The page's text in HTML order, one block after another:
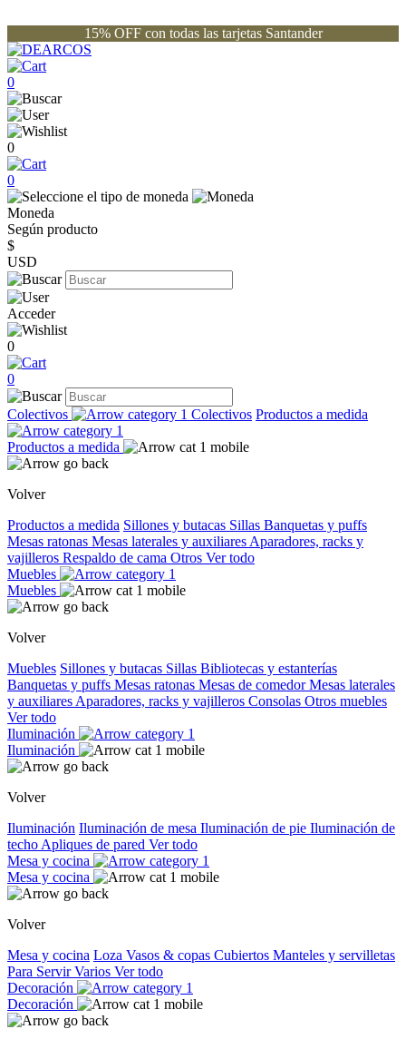
15% OFF con todas las tarjetas Santander
0
0
0
Moneda
Según producto
$
USD
Acceder
0
0
Colectivos Colectivos Productos a medida
Productos a medida
Volver
Productos a medida Sillones y butacas Sillas Banquetas y puffs
Mesas ratonas Mesas laterales y auxiliares Aparadores, racks y
vajilleros Respaldo de cama Otros Ver todo
Muebles
Muebles
Volver
Muebles Sillones y butacas Sillas Bibliotecas y estanterías
Banquetas y puffs Mesas ratonas Mesas de comedorMesas laterales
y auxiliares Aparadores, racks y vajilleros Consolas Otros muebles
Ver todo
Iluminación
Iluminación
Volver
Iluminación Iluminación de mesa Iluminación de pie Iluminación de
techo Apliques de pared Ver todo
Mesa y cocina
Mesa y cocina
Volver
Mesa y cocina Loza Vasos & copas Cubiertos Manteles y servilletas
Para ServirVarios Ver todo
Decoración
Decoración